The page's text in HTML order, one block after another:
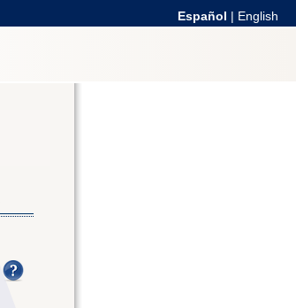
Español | English